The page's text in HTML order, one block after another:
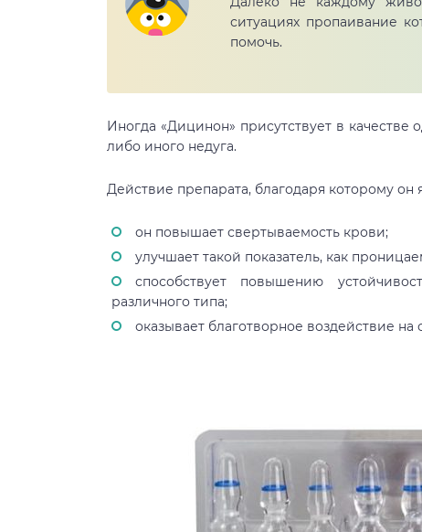
ситуациях пропаивание
помочь.
Иногда «Дицинон» присутствует в качестве
либо иного недуга.
Действие препарата, благодаря которому он
он повышает свертываемость крови;
улучшает такой показатель, как
способствует повышению
различного типа;
оказывает благотворное воздействие